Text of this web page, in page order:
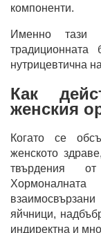
компоненти.
Именно тази
нутрицевтична
Как
женския
Когато се
женското
твърдения
яйчници,
индиректна и